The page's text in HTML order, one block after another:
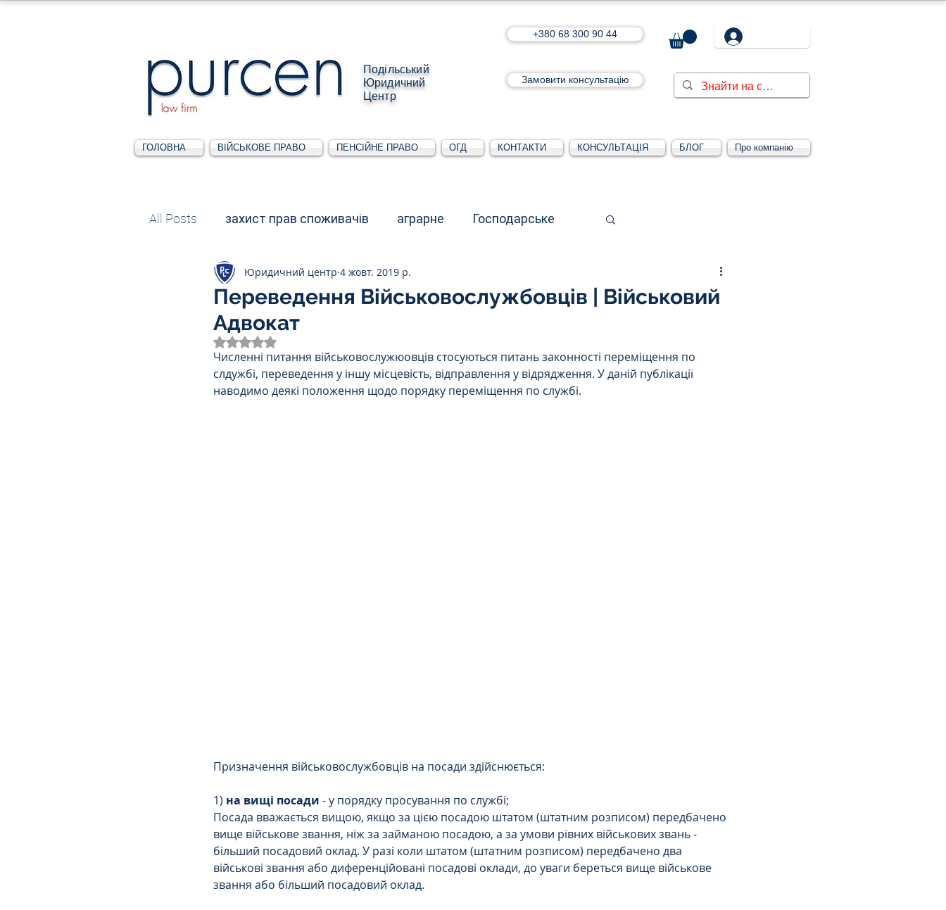
Подільський
Юридичний
Центр
+380 68 300 90 44
Замовити консультацію
ГОЛОВНА ВІЙСЬКОВЕ ПРАВО ПЕНСІЙНЕ ПРАВО ОГД КОНТАКТИ КОНСУЛЬТАЦІЯ БЛОГ Про компанію
All Posts захист прав споживачів аграрне Господарське
Податкове Адміністративне Для юридичних осіб
Трудове Земельне
Спортивне право Корупційне Адміністративі порушення
Переведення Військовослужбовців | Військовий
Адвокат
Юридичний центр 4 жовт. 2019 р.
Оцінка: NaN з 5 зірок.
Численні питання військовослужюовців стосуються питань законності переміщення по
слдужбі, переведення у іншу місцевість, відправлення у відрядження. У даній публікації
наводимо деякі положення щодо порядку переміщення по службі.
Призначення військовослужбовців на посади здійснюється:
1) на вищі посади - у порядку просування по службі;
Посада вважається вищою, якщо за цією посадою штатом (штатним розписом) передбачено
вище військове звання, ніж за займаною посадою, а за умови рівних військових звань -
більший посадовий оклад. У разі коли штатом (штатним розписом) передбачено два
військові звання або диференційовані посадові оклади, до уваги береться вище військове
звання або більший посадовий оклад.